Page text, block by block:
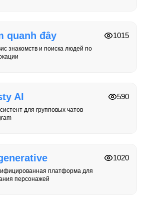
quanh đây
знакомств и поиска людей по
1015
AI
для групповых чатов
590
платформа для
персонажей
1020